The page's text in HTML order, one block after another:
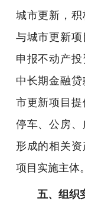
城市更新，积
与城市更新项
申报不动产
中长期金融
市更新项目
停车、公房
形成的相关
项目实施主体。
五、组织